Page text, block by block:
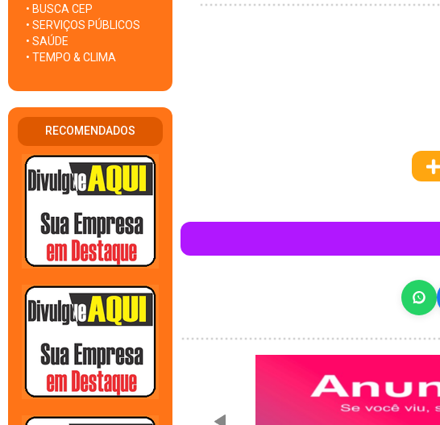
• BUSCA CEP
• SERVIÇOS PÚBLICOS
• SAÚDE
• TEMPO & CLIMA
RECOMENDADOS